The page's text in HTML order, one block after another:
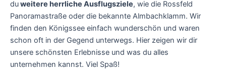
duweitere herrliche Ausflugsziele, wie die Rossfeld
Panoramastraße oder die bekannte Almbachklamm. Wir
finden den Königssee einfach wunderschön und waren
schon oft in der Gegend unterwegs. Hier zeigen wir dir
unsere schönsten Erlebnisse und was du alles
unternehmen kannst. Viel Spaß!